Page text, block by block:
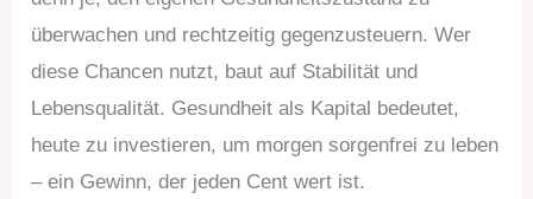
überwachen und rechtzeitig gegenzusteuern. Wer
diese Chancen nutzt, baut auf Stabilität und
Lebensqualität. Gesundheit als Kapital bedeutet,
heute zu investieren, um morgen sorgenfrei zu leben
– ein Gewinn, der jeden Cent wert ist.